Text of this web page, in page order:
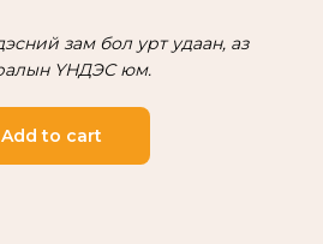
зам бол урт удаан, аз
ҮНДЭС юм.
Add to cart